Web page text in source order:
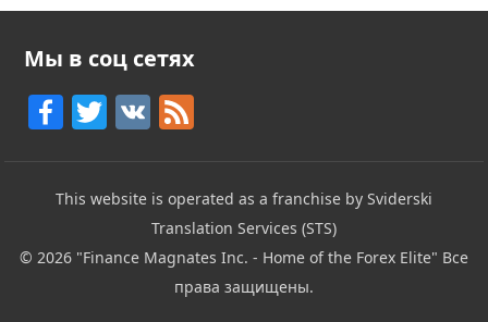
Мы в соц сетях
F
c
e
b
T
itt
er
V F
e
d
This website is operated as a franchise by Sviderski
Translation Services (STS)
© 2026 "Finance Magnates Inc. - Home of the Forex Elite" Все
права защищены.